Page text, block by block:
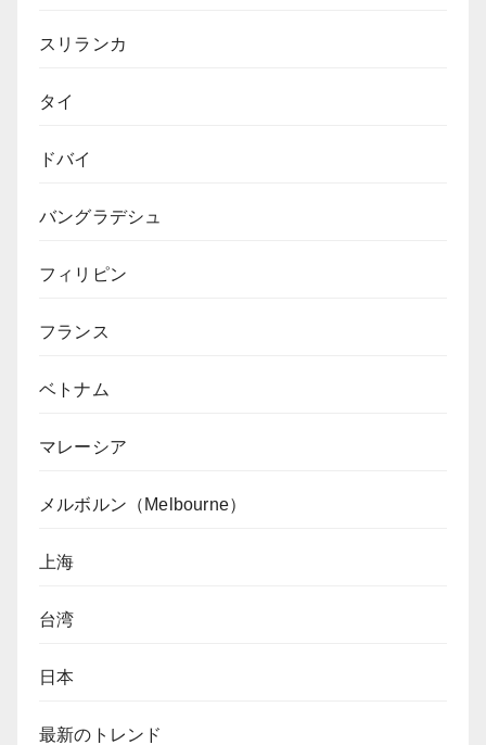
スリランカ
タイ
ドバイ
バングラデシュ
フィリピン
フランス
ベトナム
マレーシア
メルボルン（Melbourne）
上海
台湾
日本
最新のトレンド